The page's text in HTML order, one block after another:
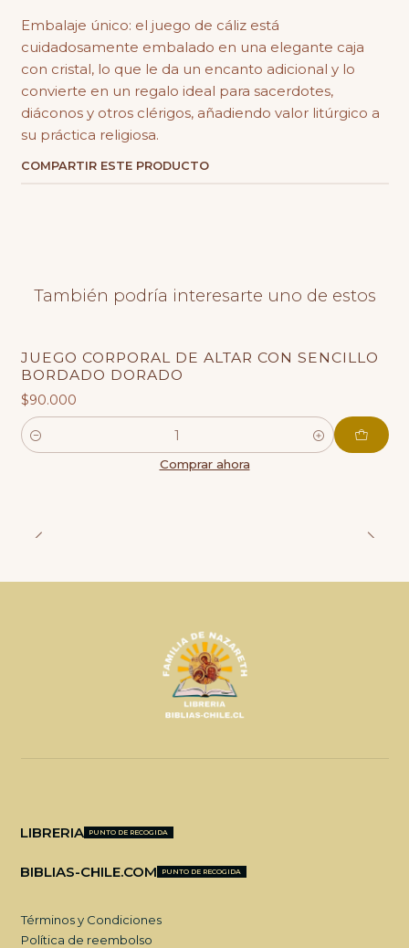
Embalaje único: el juego de cáliz está
cuidadosamente embalado en una elegante caja
con cristal, lo que le da un encanto adicional y lo
convierte en un regalo ideal para sacerdotes,
diáconos y otros clérigos, añadiendo valor litúrgico a
su práctica religiosa.
COMPARTIR ESTE PRODUCTO
También podría interesarte uno de estos
JUEGO CORPORAL DE ALTAR CON SENCILLO
BORDADO DORADO
$90.000
Cantidad
Comprar ahora
LIBRERIA PUNTO DE RECOGIDA
BIBLIAS-CHILE.COM PUNTO DE RECOGIDA
Términos y Condiciones
Política de reembolso